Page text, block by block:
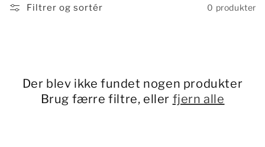
l
Filtrer og sortér 0 produkter
Der blev ikke fundet nogen produkter
Brug færre filtre, eller fjern alle